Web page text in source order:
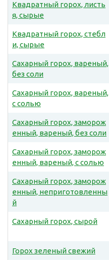
Квадратный горох, листь
я, сырые
Квадратный горох, стебл
и, сырые
Сахарный горох, вареный,
без соли
Сахарный горох, вареный,
с солью
Сахарный горох, заморож
енный, вареный, без соли
Сахарный горох, заморож
енный, вареный, с солью
Сахарный горох, заморож
енный, неприготовленны
й
Сахарный горох, сырой
Горох зеленый свежий